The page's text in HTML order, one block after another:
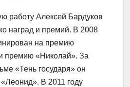
работу Алексей Бардуков
наград и премий. В 2008
на премию
премию «Николай». За
«Тень государя» он
В 2011 году